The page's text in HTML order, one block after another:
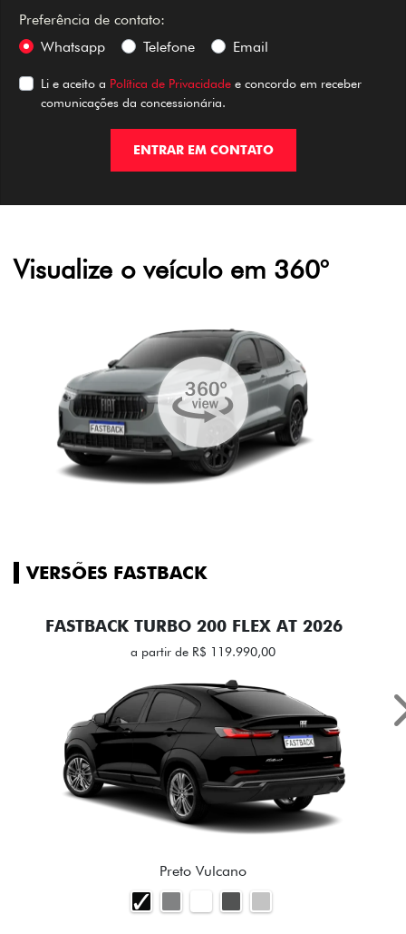
Preferência de contato:
Whatsapp
Telefone Email
Li e aceito a Política de Privacidade e concordo em receber
comunicações da concessionária.
ENTRAR EM CONTATO
Visualize o veículo em 360°
VERSÕES FASTBACK
FASTBACK TURBO 200 FLEX AT 2026
a partir de R$ 119.990,00
Preto Vulcano